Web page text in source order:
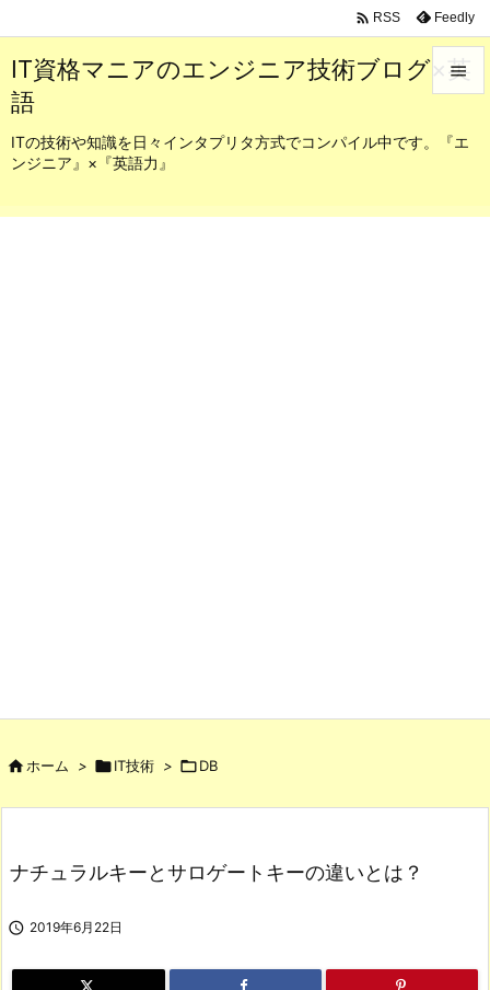
IT資格マニアのエンジニア技術ブログ×英
語
ITの技術や知識を日々インタプリタ方式でコンパイル中です。『エ
ンジニア』×『英語力』

メニュ
 RSS Feedly
ホーム > IT技術 > DB
ナチュラルキーとサロゲートキーの違いとは？
 2019年6月22日